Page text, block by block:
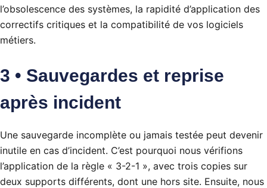
l’obsolescence des systèmes, la rapidité d’application des
correctifs critiques et la compatibilité de vos logiciels
métiers.
3 • Sauvegardes et reprise
après incident
Une sauvegarde incomplète ou jamais testée peut devenir
inutile en cas d’incident. C’est pourquoi nous vérifions
l’application de la règle « 3-2-1 », avec trois copies sur
deux supports différents, dont une hors site. Ensuite, nous